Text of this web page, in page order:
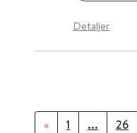
Detaljer
« 1 ... 26